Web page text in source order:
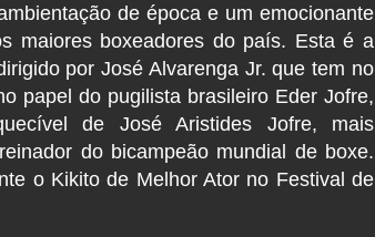
de época e um emocionante
maiores boxeadores do país. Esta é a
por José Alvarenga Jr. que tem no
papel do pugilista brasileiro Eder Jofre,
de José Aristides Jofre, mais
do bicampeão mundial de boxe.
o Kikito de Melhor Ator no Festival de